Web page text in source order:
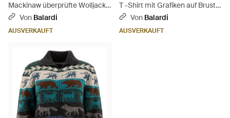
Mackinaw überprüfte Wolljacke
- Schwarz
Von Balardi
AUSVERKAUFT
T -Shirt mit Grafiken auf Brust
und Rücken - Gelb
Von Balardi
AUSVERKAUFT